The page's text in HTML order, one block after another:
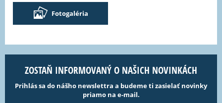
Fotogaléria
ZOSTAŇ INFORMOVANÝ O NAŠICH NOVINKÁCH
Prihlás sa do nášho newslettra a budeme ti zasielať novinky
priamo na e-mail.